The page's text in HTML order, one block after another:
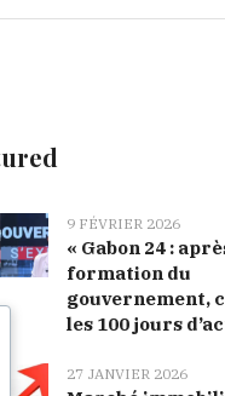
9 FÉVRIER 2026
« Gabon 24 :
formation du
gouvernement,
les 100 jours
27 JANVIER 2026